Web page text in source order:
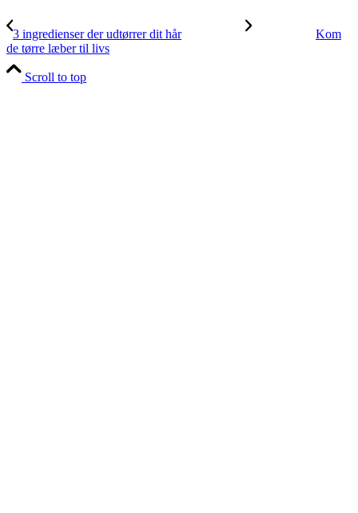
3 ingredienser der udtørrer dit hår
Kom
de tørre læber til livs
Scroll to top